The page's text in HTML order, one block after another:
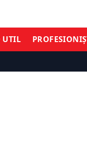
UTIL